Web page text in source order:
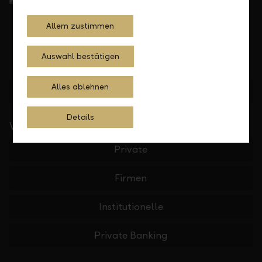
Standorte finden
Wichtige Links
Private
Firmen
Institutionelle
Private Banking
Allem zustimmen
Auswahl bestätigen
Alles ablehnen
Details